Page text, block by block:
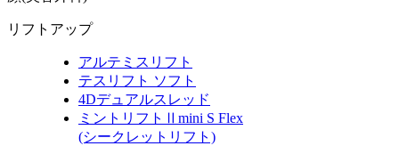
リフトアップ
アルテミスリフト
テスリフト ソフト
4Dデュアルスレッド
ミントリフトⅡmini S Flex
(シークレットリフト)